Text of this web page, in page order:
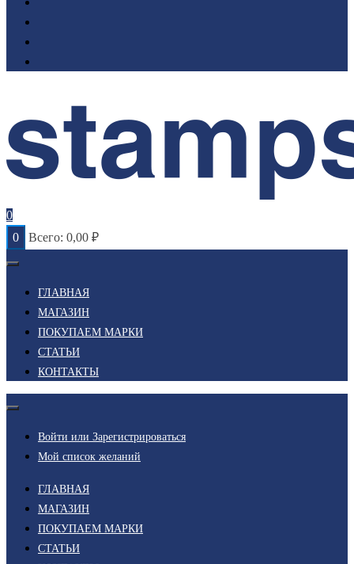
0
0
Всего: 0,00 ₽
ГЛАВНАЯ
МАГАЗИН
ПОКУПАЕМ МАРКИ
СТАТЬИ
КОНТАКТЫ
Войти или Зарегистрироваться
Мой список желаний
ГЛАВНАЯ
МАГАЗИН
ПОКУПАЕМ МАРКИ
СТАТЬИ